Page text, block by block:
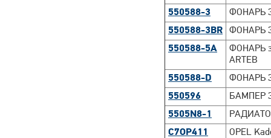
550588-3
ФОНАРЬ
550588-3BR
ФОНАРЬ
550588-5A
ФОНАРЬ
ARTEB
550588-D
ФОНАРЬ
550596
БАМПЕР
5505N8-1
C7OP411
OPEL